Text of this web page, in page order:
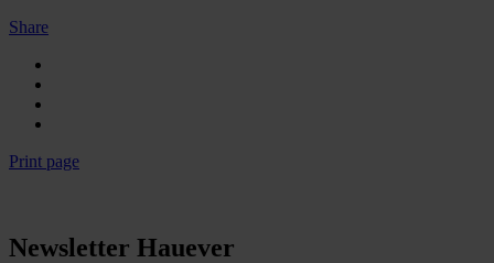
Share
Print page
Newsletter Hauever